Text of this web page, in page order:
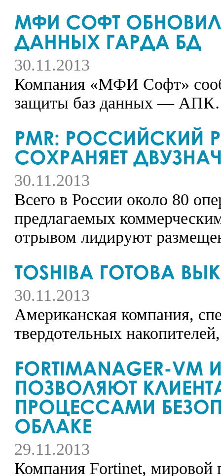
30.11.2013
Компания «МФИ Софт»
защиты баз данных —
30.11.2013
Всего в России около 80
предлагаемых
отрывом лидируют
30.11.2013
Американская компания,
твердотельных
29.11.2013
Компания Fortinet, мировой